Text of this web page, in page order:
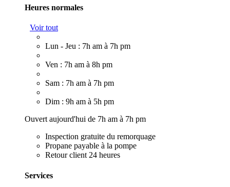
Heures normales
Voir tout
Lun - Jeu : 7h am à 7h pm
Ven : 7h am à 8h pm
Sam : 7h am à 7h pm
Dim : 9h am à 5h pm
Ouvert aujourd'hui de 7h am à 7h pm
Inspection gratuite du remorquage
Propane payable à la pompe
Retour client 24 heures
Services